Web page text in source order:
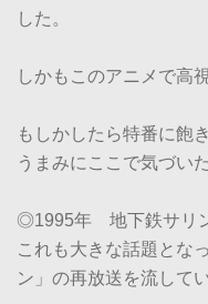
した。
しかもこのアニメで高
もしかしたら特番に飽
うまみにここで気づい
◎1995年 地下鉄サリ
これも大きな話題とな
ン」の再放送を流して